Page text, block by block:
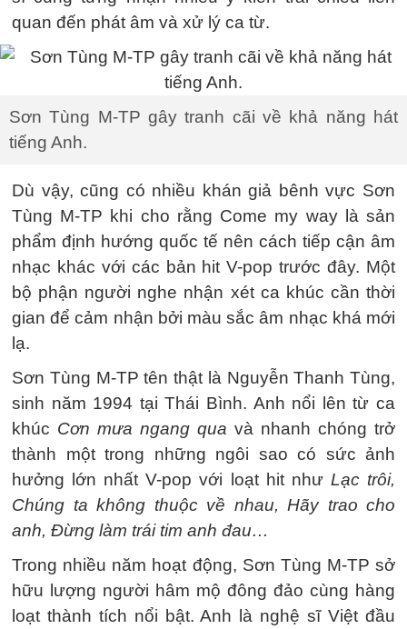
quan đến phát âm và xử lý ca từ.
Sơn Tùng M-TP gây tranh cãi về khả năng hát
tiếng Anh.
Dù vậy, cũng có nhiều khán giả bênh vực Sơn
Tùng M-TP khi cho rằng Come my way là sản
phẩm định hướng quốc tế nên cách tiếp cận âm
nhạc khác với các bản hit V-pop trước đây. Một
bộ phận người nghe nhận xét ca khúc cần thời
gian để cảm nhận bởi màu sắc âm nhạc khá mới
lạ.
Sơn Tùng M-TP tên thật là Nguyễn Thanh Tùng,
sinh năm 1994 tại Thái Bình. Anh nổi lên từ ca
khúc Cơn mưa ngang qua và nhanh chóng trở
thành một trong những ngôi sao có sức ảnh
hưởng lớn nhất V-pop với loạt hit như Lạc trôi,
Chúng ta không thuộc về nhau, Hãy trao cho
anh, Đừng làm trái tim anh đau…
Trong nhiều năm hoạt động, Sơn Tùng M-TP sở
hữu lượng người hâm mộ đông đảo cùng hàng
loạt thành tích nổi bật. Anh là nghệ sĩ Việt đầu